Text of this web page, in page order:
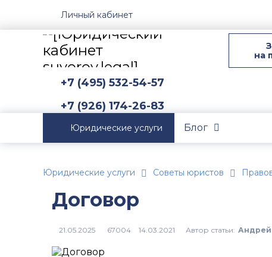
Личный кабинет
на
+7 (495) 532-54-57
+7 (926) 174-26-83
Юридические услуги Блог
Юридические услуги Советы юристов
Договор
67004 Автор статьи: Андрей